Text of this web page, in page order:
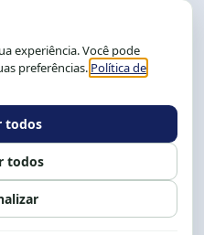
150. Graça
055
Brasil.
9 9239-2104 ou 2105
12h e 13 às 17h.
Fale conosco